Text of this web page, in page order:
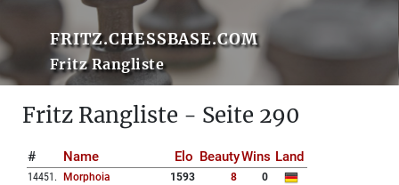
FRITZ.CHESSBASE.COM
Fritz Rangliste
Fritz Rangliste - Seite 290
# Name Elo BeautyWins Land
14451 . Morphoia 1593 8
0